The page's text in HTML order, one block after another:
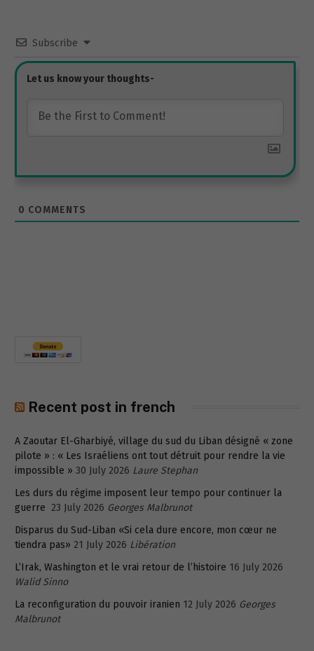
Subscribe
0 COMMENTS
Recent post in french
A Zaoutar El-Gharbiyé, village du sud du Liban désigné « zone
pilote » : « Les Israéliens ont tout détruit pour rendre la vie
impossible » 30 July 2026 Laure Stephan
Les durs du régime imposent leur tempo pour continuer la
guerre 23 July 2026 Georges Malbrunot
Disparus du Sud-Liban «Si cela dure encore, mon cœur ne
tiendra pas» 21 July 2026 Libération
L’Irak, Washington et le vrai retour de l’histoire 16 July 2026
Walid Sinno
La reconfiguration du pouvoir iranien 12 July 2026 Georges
Malbrunot